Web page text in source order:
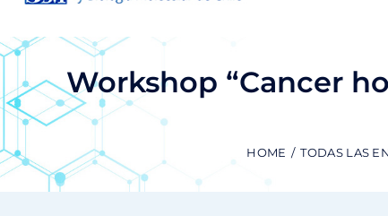
Workshop “Cancer
HOME TODAS LAS